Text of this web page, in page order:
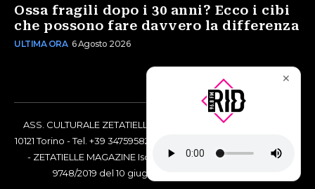
Ossa fragili dopo i 30 anni? Ecco i cibi
che possono fare davvero la differenza
ULTIMA ORA 6 Agosto 2026
ASS. CULTURALE ZETATIELLE OFF via Vittorio Amedeo II, 21 -
10121 Torino - Tel. +39 3475958238 - Codice Fiscale 97883690014
- ZETATIELLE MAGAZINE Iscrizione al Tribunale di Torino n°
9748/2019 del 10 giugno 2019 - RG n. 16073/2019
✕